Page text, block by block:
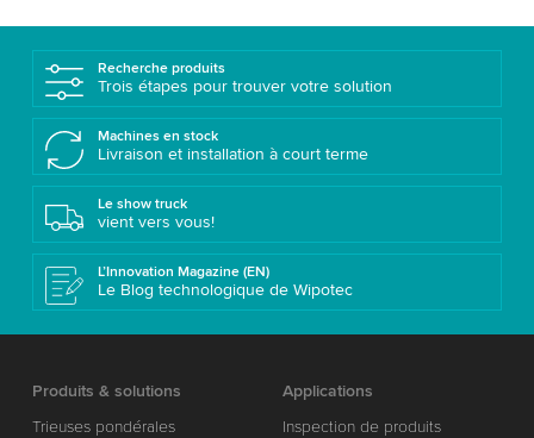
Recherche produits
Trois étapes pour trouver votre solution
Machines en stock
Livraison et installation à court terme
Le show truck
vient vers vous!
L’Innovation Magazine (EN)
Le Blog technologique de Wipotec
Produits & solutions
Trieuses pondérales
Applications
Inspection de produits